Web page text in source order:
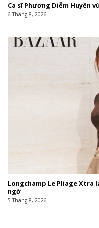
Ca sĩ Phương Diễm Huyền
6 Tháng 8, 2026
Longchamp Le Pliage Xtra
ngờ
5 Tháng 8, 2026